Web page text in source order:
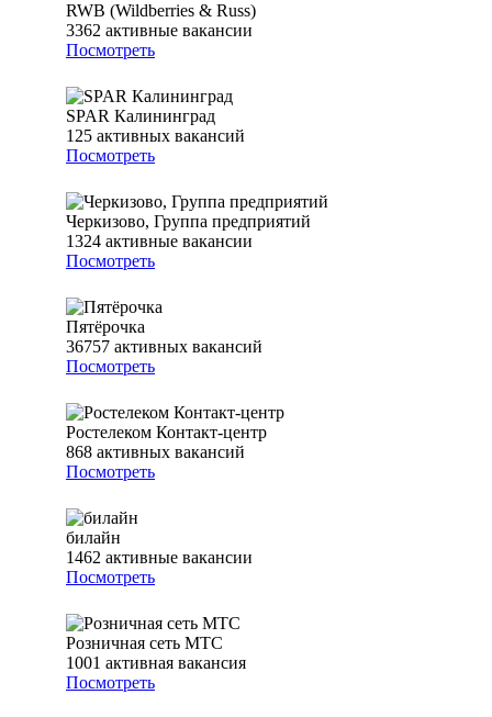
RWB (Wildberries & Russ)
3362 активные вакансии
Посмотреть
SPAR Калининград
125 активных вакансий
Посмотреть
Черкизово, Группа предприятий
1324 активные вакансии
Посмотреть
Пятёрочка
36757 активных вакансий
Посмотреть
Ростелеком Контакт-центр
868 активных вакансий
Посмотреть
билайн
1462 активные вакансии
Посмотреть
Розничная сеть МТС
1001 активная вакансия
Посмотреть